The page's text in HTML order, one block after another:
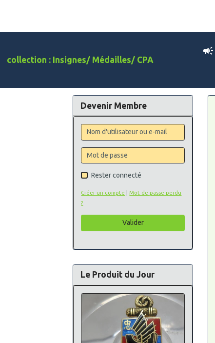
collection : Insignes/ Médailles/ CPA
Devenir Membre
Rester connecté
Créer un compte
Mot de passe perdu
?
Valider
Le Produit du Jour